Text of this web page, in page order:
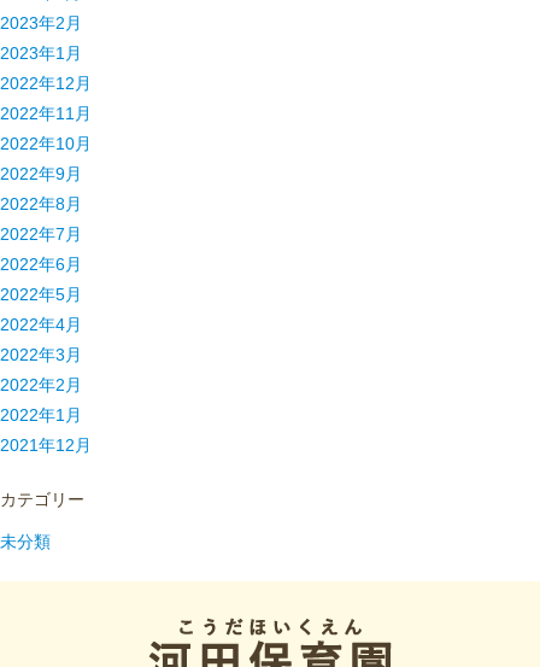
2023年2月
2023年1月
2022年12月
2022年11月
2022年10月
2022年9月
2022年8月
2022年7月
2022年6月
2022年5月
2022年4月
2022年3月
2022年2月
2022年1月
2021年12月
カテゴリー
未分類